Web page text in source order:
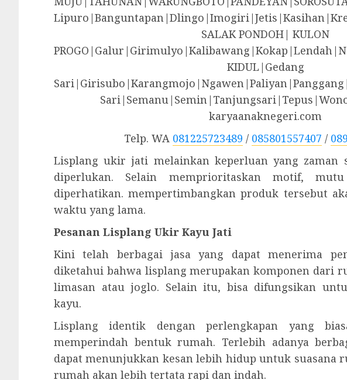
SALAK PONDOH| KULON
KIDUL|Gedang
karyaanaknegeri.com
Telp. WA 081225723489 / 085801557407 /
Lisplang ukir jati melainkan keperluan yang zaman
diperlukan. Selain memprioritaskan motif,
diperhatikan. mempertimbangkan produk tersebut
waktu yang lama.
Pesanan Lisplang Ukir Kayu Jati
Kini telah berbagai jasa yang dapat menerima
diketahui bahwa lisplang merupakan komponen dari
limasan atau joglo. Selain itu, bisa difungsikan
kayu.
Lisplang identik dengan perlengkapan yang
memperindah bentuk rumah. Terlebih adanya
dapat menunjukkan kesan lebih hidup untuk suasana
rumah akan lebih tertata rapi dan indah.